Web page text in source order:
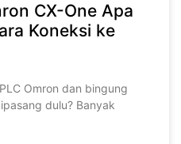
CX-One Apa
Koneksi ke
Omron dan bingung
dulu? Banyak